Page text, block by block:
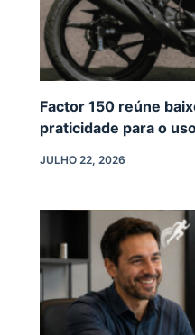
Factor 150 reúne
praticidade para o
JULHO 22, 2026